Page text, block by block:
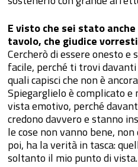
E visto che sei stato
tavolo, che giudice
Cercherò di essere onesto e
facile, perché ti trovi
quali capisci che non è
Spiegarglielo è complicato
vista emotivo, perché
credono davvero e stanno
le cose non vanno bene,
poi, ha la verità in tasca:
soltanto il mio punto di vista.